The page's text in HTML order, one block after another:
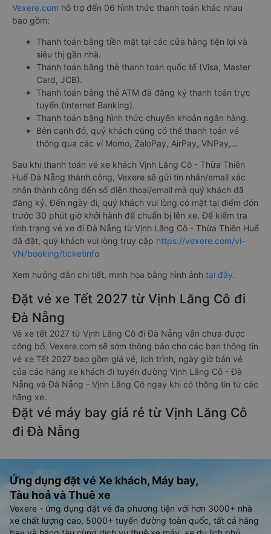
Vexere.com hỗ trợ đến 06 hình thức thanh toán khác nhau
bao gồm:
Thanh toán bằng tiền mặt tại các cửa hàng tiện lợi và
siêu thị gần nhà.
Thanh toán bằng thẻ thanh toán quốc tế (Visa, Master
Card, JCB).
Thanh toán bằng thẻ ATM đã đăng ký thanh toán trực
tuyến (Internet Banking).
Thanh toán bằng hình thức chuyển khoản ngân hàng.
Bên cạnh đó, quý khách cũng có thể thanh toán vé
thông qua các ví Momo, ZaloPay, AirPay, VNPay,…
Sau khi thanh toán vé xe khách Vịnh Lăng Cô - Thừa Thiên
Huế Đà Nẵng thành công, Vexere sẽ gửi tin nhắn/email xác
nhận thành công đến số điện thoại/email mà quý khách đã
đăng ký. Đến ngày đi, quý khách vui lòng có mặt tại điểm đón
trước 30 phút giờ khởi hành để chuẩn bị lên xe. Để kiểm tra
tình trạng vé xe đi Đà Nẵng từ Vịnh Lăng Cô - Thừa Thiên Huế
đã đặt, quý khách vui lòng truy cập https://vexere.com/vi-
VN/booking/ticketinfo
Xem hướng dẫn chi tiết, minh họa bằng hình ảnh tại đây.
Đặt vé xe Tết 2027 từ Vịnh Lăng Cô đi
Đà Nẵng
Vé xe tết 2027 từ Vịnh Lăng Cô đi Đà Nẵng vẫn chưa được
công bố. Vexere.com sẽ sớm thông báo cho các bạn thông tin
vé xe Tết 2027 bao gồm giá vé, lịch trình, ngày giờ bán vé
của các hãng xe khách đi tuyến đường Vịnh Lăng Cô - Đà
Nẵng và Đà Nẵng - Vịnh Lăng Cô ngay khi có thông tin từ các
hãng xe.
Đặt vé máy bay giá rẻ từ Vịnh Lăng Cô
đi Đà Nẵng
Ứng dụng đặt vé Xe khách, Máy bay,
Tàu hoả và Thuê xe
Vexere - ứng dụng đặt vé đa phương tiện với hơn 3000+ nhà
xe chất lượng cao, 5000+ tuyến đường toàn quốc, tất cả hãng